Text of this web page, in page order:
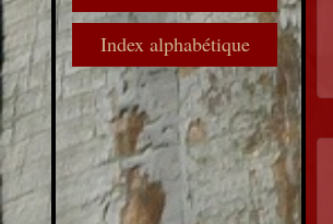
Index alphabétique